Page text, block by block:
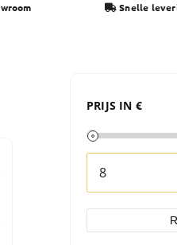
Snelle
PRIJS IN €